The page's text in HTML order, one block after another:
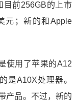
目前256GB的上市
元；新的和Apple
使用了苹果的A12
是A10X处理器。
产品。不过，新的